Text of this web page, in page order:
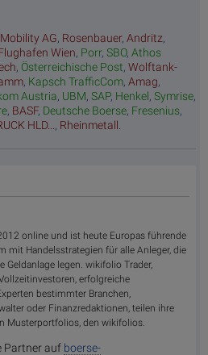
AG, Rosenbauer, Andritz,
Wien, Porr, SBO, Athos
, Österreichische Post, Wolftank-
, Kapsch TrafficCom, Amag,
Austria, UBM, SAP, Henkel, Symrise,
, BASF, Deutsche Boerse, Fresenius,
HLD... , Rheinmetall
online und ist heute Europas führende
mit Handelsstrategien für alle Anleger, die
Geldanlage legen. wikifolio Trader,
erfolgreiche
bestimmter Branchen,
oder Finanzredaktionen, teilen ihre
Musterportfolios, den wikifolios.
Partner auf boerse-